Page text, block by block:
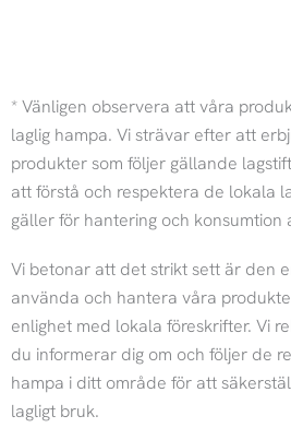
n
s
t
a
g
r
a
c
e
b
o
o
* Vänligen observera att våra
laglig hampa. Vi strävar efter att
produkter som följer gällande
att förstå och respektera de lokala
gäller för hantering och konsumtion
Vi betonar att det strikt sett är den
använda och hantera våra
enlighet med lokala föreskrifter. Vi
du informerar dig om och följer de
hampa i ditt område för att
lagligt bruk.